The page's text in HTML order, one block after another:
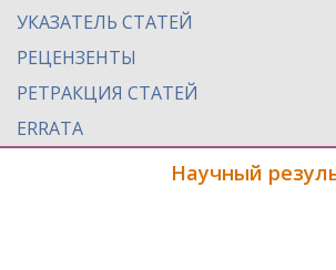
УКАЗАТЕЛЬ СТАТЕЙ
РЕЦЕНЗЕНТЫ
РЕТРАКЦИЯ СТАТЕЙ
ERRATA
Научный